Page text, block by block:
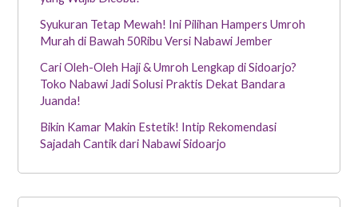
Syukuran Tetap Mewah! Ini Pilihan Hampers Umroh
Murah di Bawah 50Ribu Versi Nabawi Jember
Cari Oleh-Oleh Haji & Umroh Lengkap di Sidoarjo?
Toko Nabawi Jadi Solusi Praktis Dekat Bandara
Juanda!
Bikin Kamar Makin Estetik! Intip Rekomendasi
Sajadah Cantik dari Nabawi Sidoarjo